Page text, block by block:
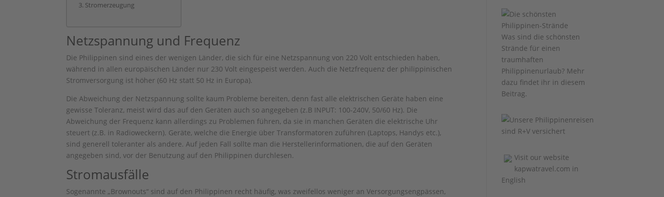
Stromerzeugung
Netzspannung und Frequenz
Die Philippinen sind eines der wenigen Länder, die sich für eine Netzspannung von 220 Volt entschieden haben,
während in allen europäischen Länder nur 230 Volt eingespeist werden. Auch die Netzfrequenz der philippinischen
Stromversorgung ist höher (60 Hz statt 50 Hz in Europa).
Die Abweichung der Netzspannung sollte kaum Probleme bereiten, denn fast alle elektrischen Geräte haben eine
gewisse Toleranz, meist wird das auf den Geräten auch so angegeben (z.B INPUT: 100-240V, 50/60 Hz). Die
Abweichung der Frequenz kann allerdings zu Problemen führen, da sie in manchen Geräten die elektrische Uhr
steuert (z.B. in Radioweckern). Geräte, welche die Energie über Transformatoren zuführen (Laptops, Handys etc.),
sind generell toleranter als andere. Auf jeden Fall sollte man die Herstellerinformationen, die auf den Geräten
angegeben sind, vor der Benutzung auf den Philippinen durchlesen.
Stromausfälle
Sogenannte „Brownouts“ sind auf den Philippinen recht häufig, was zweifellos weniger an Versorgungsengpässen,
Was sind die schönsten
Strände für einen
traumhaften
Philippinenurlaub? Mehr
dazu findet ihr in diesem
Beitrag.
Visit our website
kapwatravel.com in
English